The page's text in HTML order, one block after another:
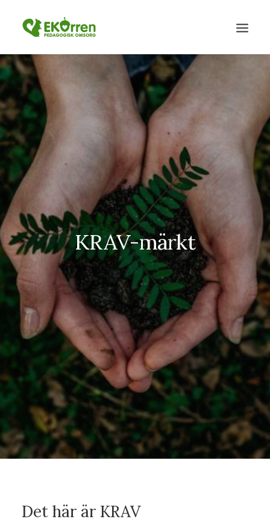
KRAV-märkt
Det här är KRAV